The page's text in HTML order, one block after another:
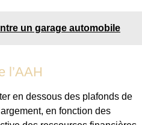
un garage automobile
l’AAH
en dessous des plafonds de
en fonction des